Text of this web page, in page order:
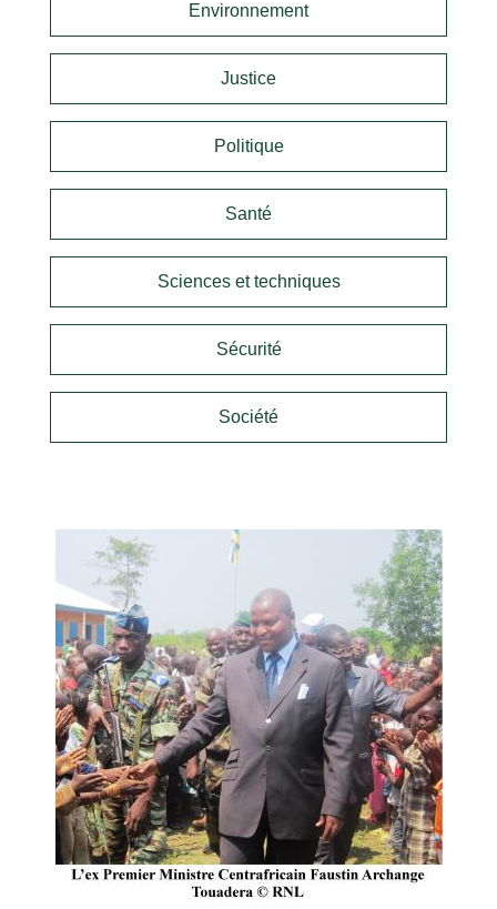
Environnement
Justice
Politique
Santé
Sciences et techniques
Sécurité
Société